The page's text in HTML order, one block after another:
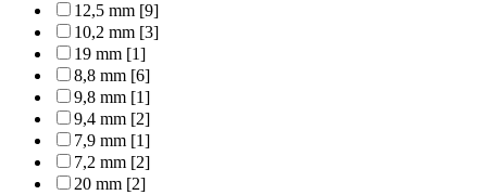
12,5 mm [9]
10,2 mm [3]
19 mm [1]
8,8 mm [6]
9,8 mm [1]
9,4 mm [2]
7,9 mm [1]
7,2 mm [2]
20 mm [2]